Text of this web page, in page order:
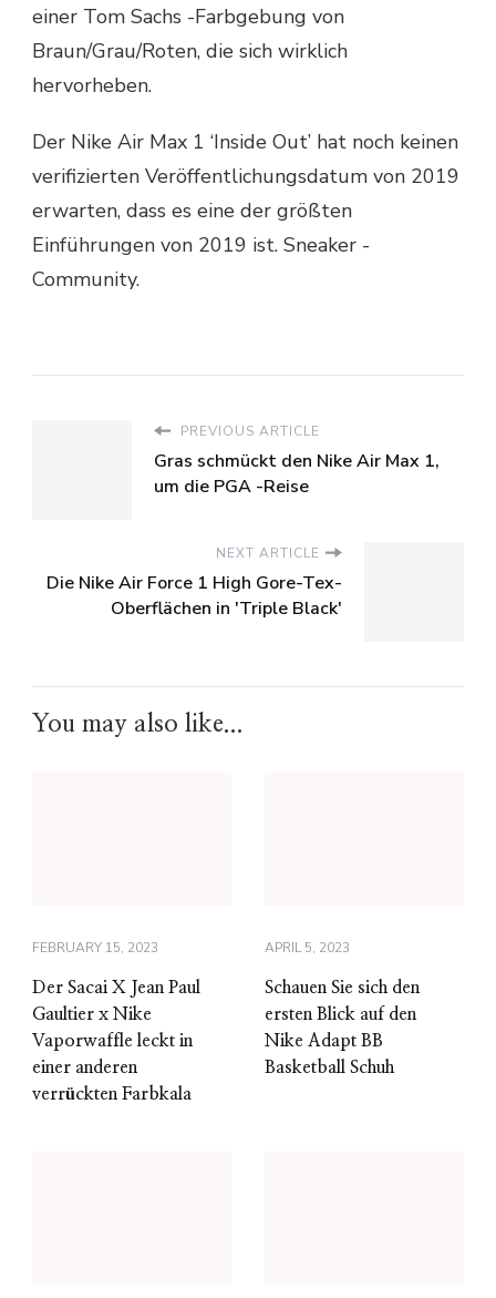
einer Tom Sachs -Farbgebung von
Braun/Grau/Roten, die sich wirklich
hervorheben.
Der Nike Air Max 1 ‘Inside Out’ hat noch keinen
verifizierten Veröffentlichungsdatum von 2019
erwarten, dass es eine der größten
Einführungen von 2019 ist. Sneaker -
Community.
PREVIOUS ARTICLE
Gras schmückt den Nike Air Max 1,
um die PGA -Reise
NEXT ARTICLE
Die Nike Air Force 1 High Gore-Tex-
Oberflächen in 'Triple Black'
You may also like...
FEBRUARY 15, 2023
Der Sacai X Jean Paul
Gaultier x Nike
Vaporwaffle leckt in
einer anderen
verrückten Farbkala
APRIL 5, 2023
Schauen Sie sich den
ersten Blick auf den
Nike Adapt BB
Basketball Schuh